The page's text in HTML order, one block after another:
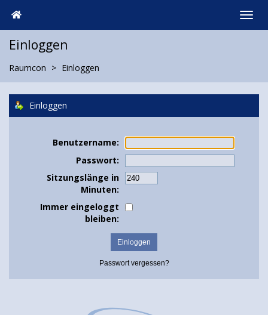
Einloggen
Raumcon Einloggen
Einloggen
Benutzername:
Passwort:
Sitzungslänge in
Minuten:
Immer eingeloggt
bleiben:
Passwort vergessen?